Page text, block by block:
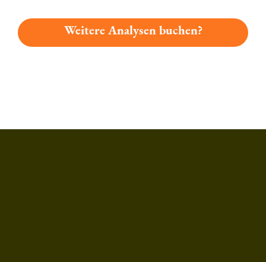
Weitere Analysen buchen?